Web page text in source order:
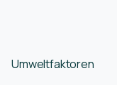
Umweltfaktoren